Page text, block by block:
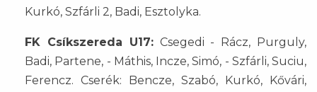
Kurkó, Szfárli 2, Badi, Esztolyka.
FK Csíkszereda U17:Csegedi - Rácz, Purguly,
Badi, Partene, - Máthis, Incze, Simó, - Szfárli, Suciu,
Ferencz. Cserék: Bencze, Szabó, Kurkó, Kővári,